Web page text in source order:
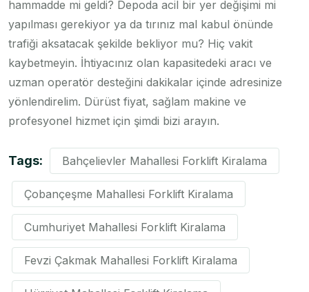
hammadde mi geldi? Depoda acil bir yer değişimi mi
yapılması gerekiyor ya da tırınız mal kabul önünde
trafiği aksatacak şekilde bekliyor mu? Hiç vakit
kaybetmeyin. İhtiyacınız olan kapasitedeki aracı ve
uzman operatör desteğini dakikalar içinde adresinize
yönlendirelim. Dürüst fiyat, sağlam makine ve
profesyonel hizmet için şimdi bizi arayın.
Tags: Bahçelievler Mahallesi Forklift Kiralama
Çobançeşme Mahallesi Forklift Kiralama
Cumhuriyet Mahallesi Forklift Kiralama
Fevzi Çakmak Mahallesi Forklift Kiralama